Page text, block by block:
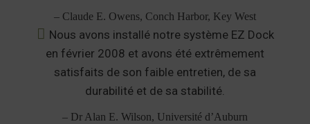
– Claude E. Owens, Conch Harbor, Key West
Nous avons installé notre système EZ Dock
en février 2008 et avons été extrêmement
satisfaits de son faible entretien, de sa
durabilité et de sa stabilité.
– Dr Alan E. Wilson, Université d’Auburn